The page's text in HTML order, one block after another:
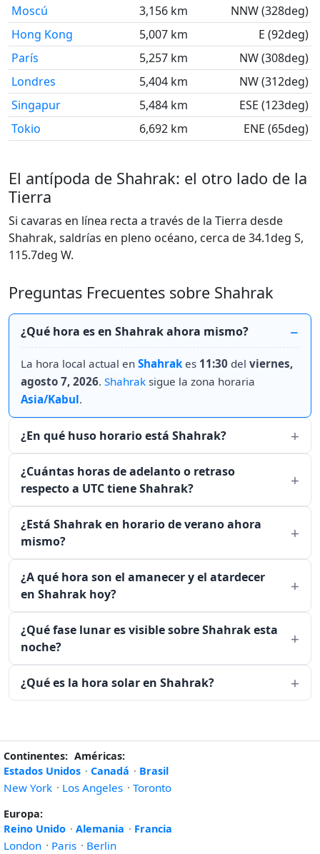
Moscú 3,156 km
NNW (328deg)
Hong Kong
5,007 km
E (92deg)
París
5,257 km
NW (308deg)
Londres
5,404 km
NW (312deg)
Singapur
5,484 km
ESE (123deg)
Tokio
6,692 km ENE (65deg)
El antípoda de Shahrak: el otro lado de la
Tierra
Si cavaras en línea recta a través de la Tierra desde
Shahrak, saldrías en pleno océano, cerca de 34.1deg S,
115.7deg W.
Preguntas Frecuentes sobre Shahrak
¿Qué hora es en Shahrak ahora mismo?
La hora local actual en Shahrakes 11:30 del viernes,
agosto 7, 2026. Shahrak sigue la zona horaria
Asia/Kabul.
¿En qué huso horario está Shahrak?
¿Cuántas horas de adelanto o retraso
respecto a UTC tiene Shahrak?
¿Está Shahrak en horario de verano ahora
mismo?
¿A qué hora son el amanecer y el atardecer
en Shahrak hoy?
¿Qué fase lunar es visible sobre Shahrak esta
noche?
¿Qué es la hora solar en Shahrak?
Continentes: Américas:
Estados Unidos · Canadá · Brasil
New York · Los Angeles · Toronto
Europa:
Reino Unido · Alemania · Francia
London · Paris · Berlin